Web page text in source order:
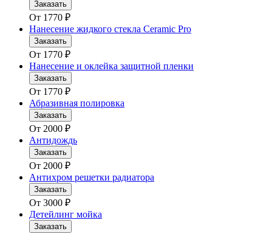
Заказать
От 1770 ₽
Нанесение жидкого стекла Ceramic Pro
Заказать
От 1770 ₽
Нанесение и оклейка защитной пленки
Заказать
От 1770 ₽
Абразивная полировка
Заказать
От 2000 ₽
Антидождь
Заказать
От 2000 ₽
Антихром решетки радиатора
Заказать
От 3000 ₽
Детейлинг мойка
Заказать